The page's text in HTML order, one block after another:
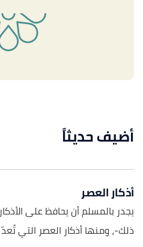
أضيف حديثاً
أذكار العصر
يجدر بالمسلم أن يحافظ على
ذلك-، ومنها أذكار العصر التي